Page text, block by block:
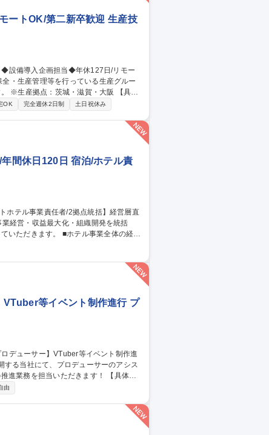
ートOK/第二新卒歓迎 生産技
産拠点：茨城・滋賀・大阪 【具体
設備などの検討・紹介・導入／新設備
OK 完全週休2日制 土日祝休み
間休日120日 宿泊/ホテル責
テル事業全体の経営
よびサービス品質改善 ■ADR/RevPAR向
VTuber等イベント制作進行 プ
を担当いただきます！ 【具体的
演者等社内外関係者との連絡調整 ■企画
できます。生成AIも業務活用しており、
由